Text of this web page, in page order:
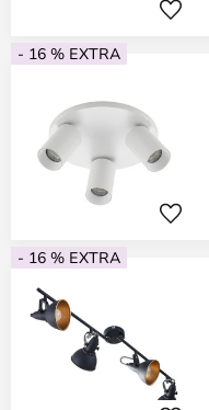
- 16 % EXTRA
- 16 % EXTRA